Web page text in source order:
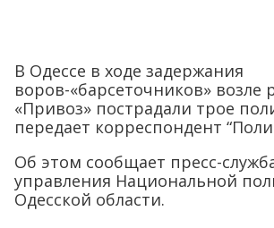
В Одессе в ходе задержания
воров-«барсеточников» возле
«Привоз» пострадали трое
передает корреспондент
Об этом сообщает пресс-
управления Национальной
Одесской области.